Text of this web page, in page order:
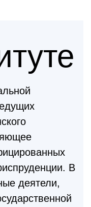
В
деятели,